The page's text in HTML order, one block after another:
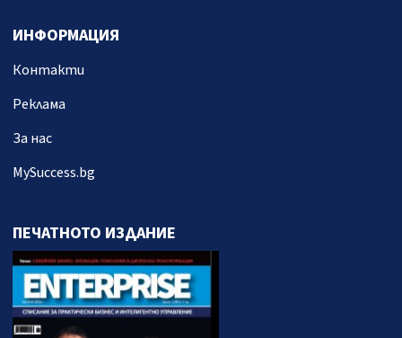
ИНФОРМАЦИЯ
Контакти
Реклама
За нас
MySuccess.bg
ПЕЧАТНОТО ИЗДАНИЕ